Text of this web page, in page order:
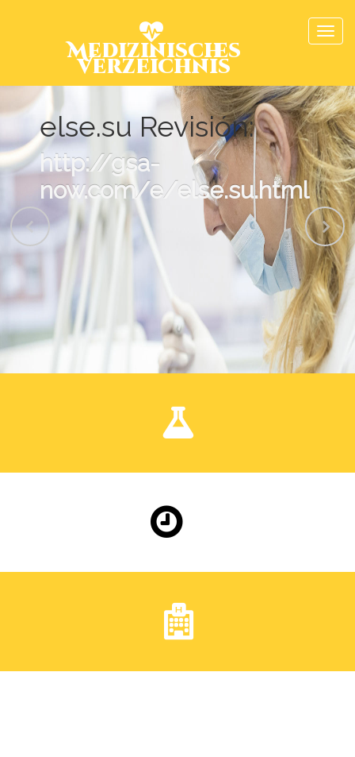
Medizinisches
Verzeichnis
else.su Revisión:
http://gsa-
now.com/e/else.su.html